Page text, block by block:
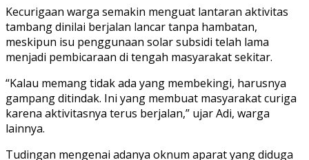
Kecurigaan warga semakin menguat lantaran aktivitas
tambang dinilai berjalan lancar tanpa hambatan,
meskipun isu penggunaan solar subsidi telah lama
menjadi pembicaraan di tengah masyarakat sekitar.
“Kalau memang tidak ada yang membekingi, harusnya
gampang ditindak. Ini yang membuat masyarakat curiga
karena aktivitasnya terus berjalan,” ujar Adi, warga
lainnya.
Tudingan mengenai adanya oknum aparat yang diduga